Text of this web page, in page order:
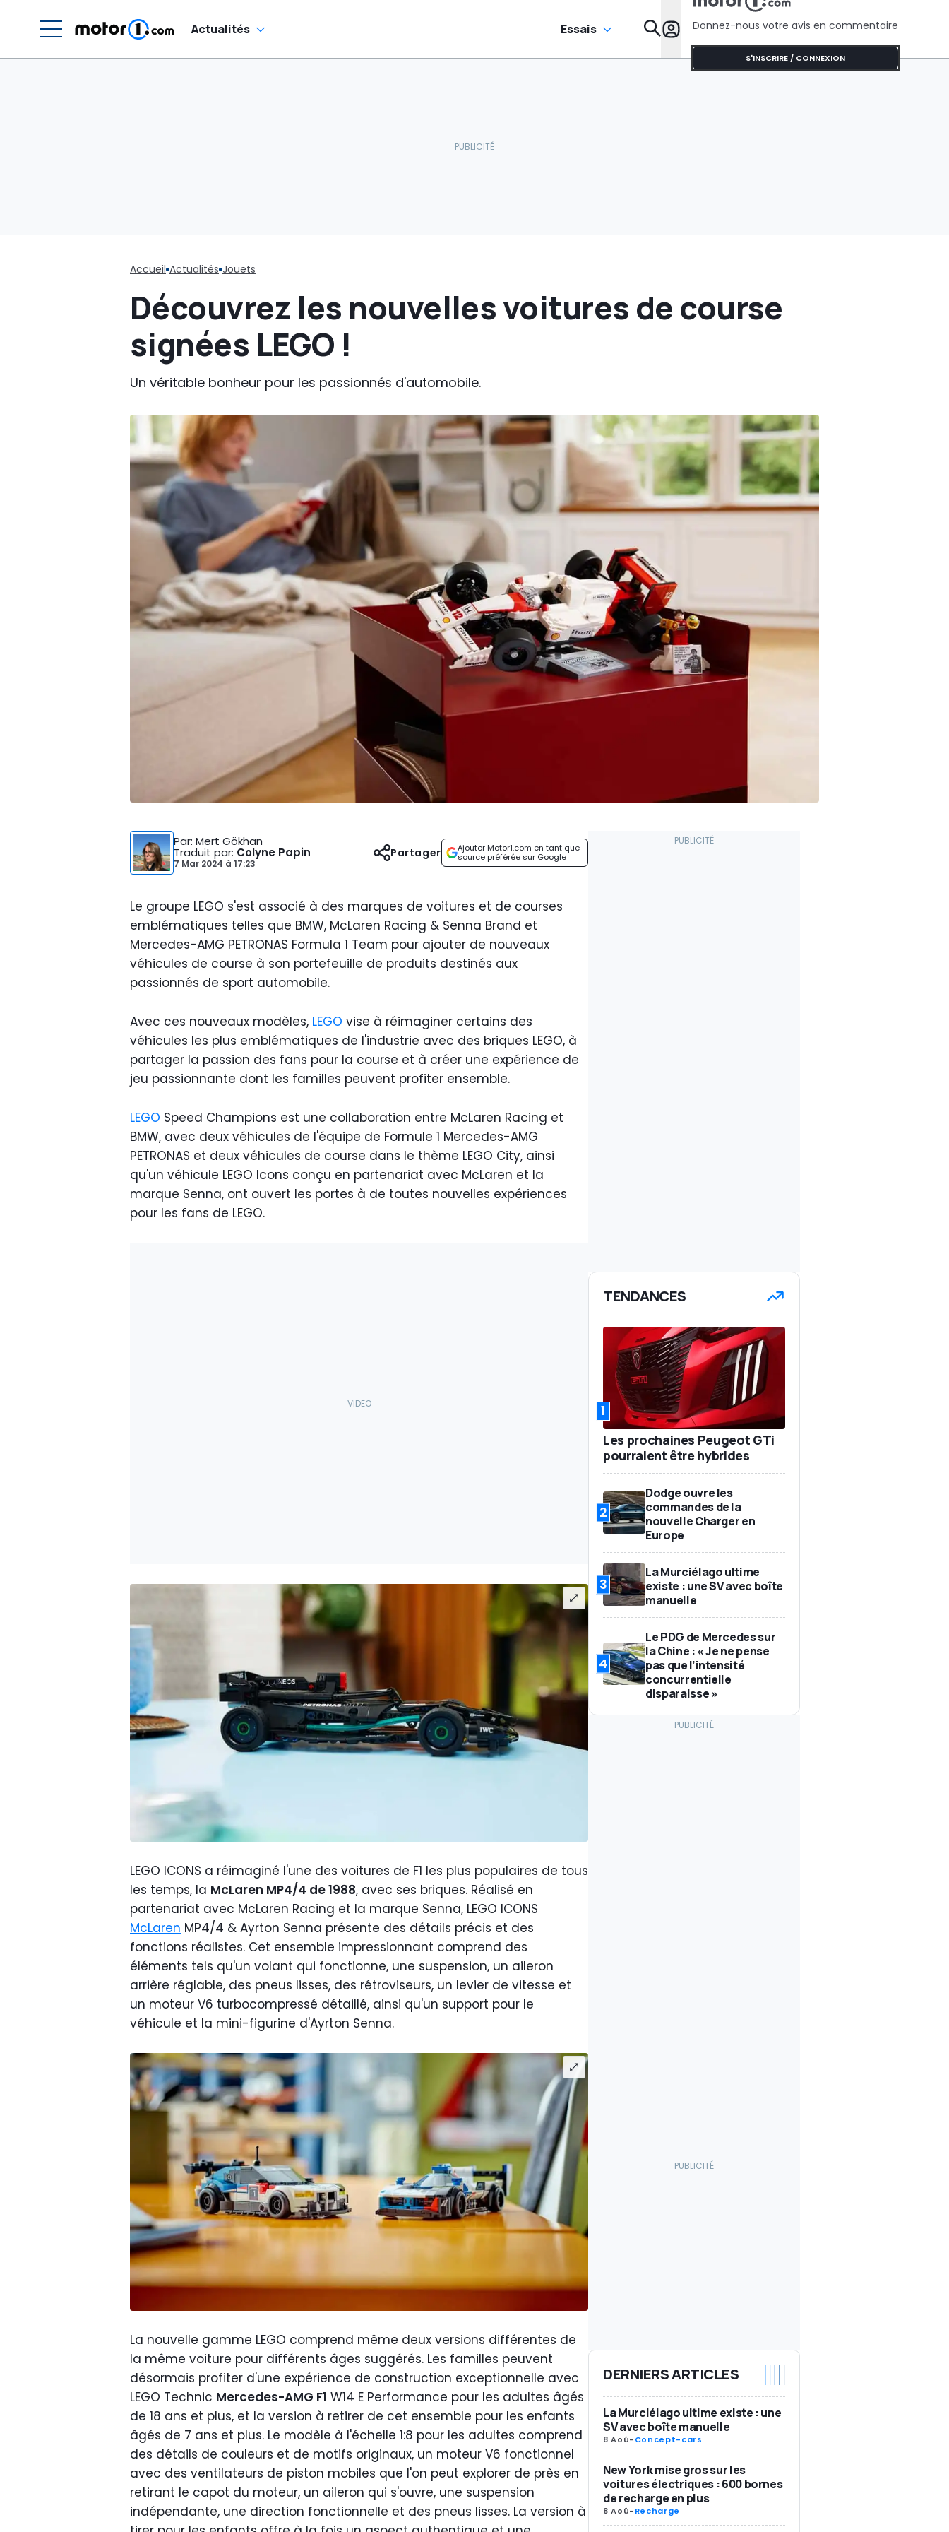
Actualités Essais Donnez-nous votre avis en commentaire
S'INSCRIRE / CONNEXION
Accueil Actualités Jouets
Découvrez les nouvelles voitures de course
signées LEGO !
Un véritable bonheur pour les passionnés d'automobile.
Par: Mert Gökhan
Traduit par: Colyne Papin
7 Mar 2024 à 17:23
Ajouter Motor1.com en tant que
source préférée sur Google
Partager
Le groupe LEGO s'est associé à des marques de voitures et de courses
emblématiques telles que BMW, McLaren Racing & Senna Brand et
Mercedes-AMG PETRONAS Formula 1 Team pour ajouter de nouveaux
véhicules de course à son portefeuille de produits destinés aux
passionnés de sport automobile.
Avec ces nouveaux modèles, LEGO vise à réimaginer certains des
véhicules les plus emblématiques de l'industrie avec des briques LEGO, à
partager la passion des fans pour la course et à créer une expérience de
jeu passionnante dont les familles peuvent profiter ensemble.
LEGO Speed Champions est une collaboration entre McLaren Racing et
BMW, avec deux véhicules de l'équipe de Formule 1 Mercedes-AMG
PETRONAS et deux véhicules de course dans le thème LEGO City, ainsi
qu'un véhicule LEGO Icons conçu en partenariat avec McLaren et la
marque Senna, ont ouvert les portes à de toutes nouvelles expériences
pour les fans de LEGO.
LEGO ICONS a réimaginé l'une des voitures de F1 les plus populaires de tous
les temps, la McLaren MP4/4 de 1988, avec ses briques. Réalisé en
partenariat avec McLaren Racing et la marque Senna, LEGO ICONS
McLaren MP4/4 & Ayrton Senna présente des détails précis et des
fonctions réalistes. Cet ensemble impressionnant comprend des
éléments tels qu'un volant qui fonctionne, une suspension, un aileron
arrière réglable, des pneus lisses, des rétroviseurs, un levier de vitesse et
un moteur V6 turbocompressé détaillé, ainsi qu'un support pour le
véhicule et la mini-figurine d'Ayrton Senna.
La nouvelle gamme LEGO comprend même deux versions différentes de
la même voiture pour différents âges suggérés. Les familles peuvent
désormais profiter d'une expérience de construction exceptionnelle avec
LEGO Technic Mercedes-AMG F1 W14 E Performance pour les adultes âgés
de 18 ans et plus, et la version à retirer de cet ensemble pour les enfants
âgés de 7 ans et plus. Le modèle à l'échelle 1:8 pour les adultes comprend
des détails de couleurs et de motifs originaux, un moteur V6 fonctionnel
avec des ventilateurs de piston mobiles que l'on peut explorer de près en
retirant le capot du moteur, un aileron qui s'ouvre, une suspension
indépendante, une direction fonctionnelle et des pneus lisses. La version à
TENDANCES
1
Les prochaines Peugeot GTi
pourraient être hybrides
2
Dodge ouvre les
commandes de la
nouvelle Charger en
Europe
3
La Murciélago ultime
existe : une SV avec boîte
manuelle
4
Le PDG de Mercedes sur
la Chine : « Je ne pense
pas que l’intensité
concurrentielle
disparaisse »
DERNIERS ARTICLES
La Murciélago ultime existe : une
SV avec boîte manuelle
8 Aoû-Concept-cars
New York mise gros sur les
voitures électriques : 600 bornes
de recharge en plus
8 Aoû-Recharge